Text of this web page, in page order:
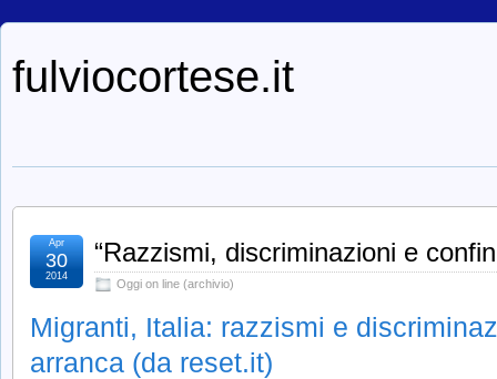
fulviocortese.it
“Razzismi, discriminazioni e
Oggi on line (archivio)
Apr
30
2014
Migranti, Italia: razzismi e
arranca (da reset.it)